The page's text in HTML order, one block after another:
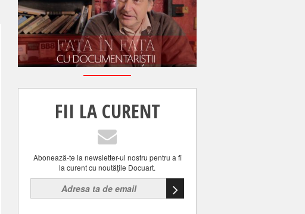
FII LA CURENT
Abonează-te la newsletter-ul nostru pentru a fi
la curent cu noutăţile Docuart.